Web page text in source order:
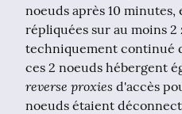
noeuds après 10 minutes,
répliquées sur au moins 2
techniquement continué
reverse proxies d'accès
noeuds étaient